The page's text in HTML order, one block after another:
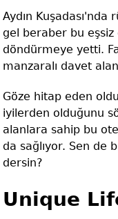
Aydın
gel beraber bu eşsiz
döndürmeye yetti.
manzaralı davet
Göze hitap eden
iyilerden olduğunu
alanlara sahip bu
da sağlıyor. Sen de
dersin?
Unique